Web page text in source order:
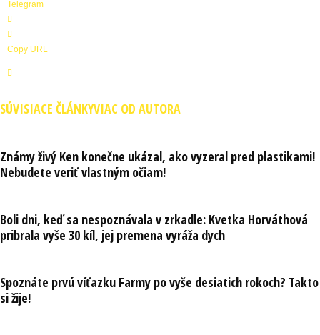
Telegram
Copy URL
SÚVISIACE ČLÁNKYVIAC OD AUTORA
Známy živý Ken konečne ukázal, ako vyzeral pred plastikami!
Nebudete veriť vlastným očiam!
Boli dni, keď sa nespoznávala v zrkadle: Kvetka Horváthová
pribrala vyše 30 kíl, jej premena vyráža dych
Spoznáte prvú víťazku Farmy po vyše desiatich rokoch? Takto
si žije!